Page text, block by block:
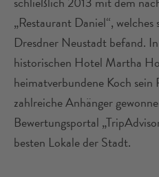
„Restaurant Daniel“,
Dresdner Neustadt befand.
historischen Hotel Martha
heimatverbundene Koch sein
zahlreiche Anhänger
Bewertungsportal
besten Lokale der Stadt.